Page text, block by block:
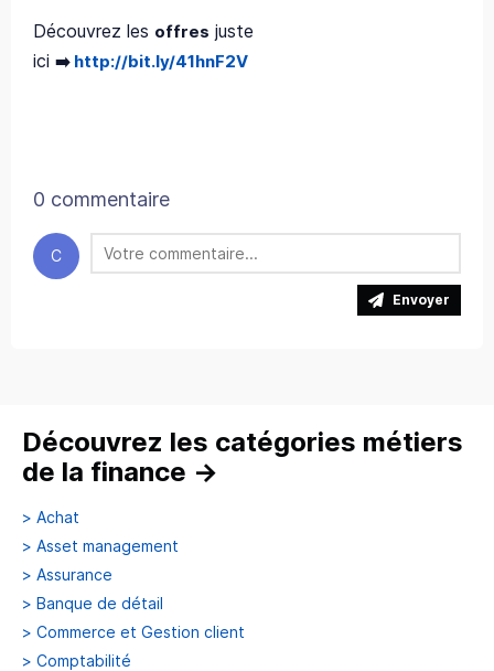
Découvrez les offres juste
ici ➡️ http://bit.ly/41hnF2V
0 commentaire
C
Envoyer
Découvrez les catégories métiers
de la finance →
> Achat
> Asset management
> Assurance
> Banque de détail
> Commerce et Gestion client
> Comptabilité